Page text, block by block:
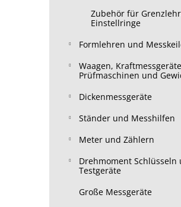
Zubehör für
Einstellringe
Formlehren und
Waagen,
Prüfmaschinen und
Dickenmessgeräte
Ständer und Messhilfen
Meter und Zählern
Drehmoment Schlüsseln
Testgeräte
Große Messgeräte